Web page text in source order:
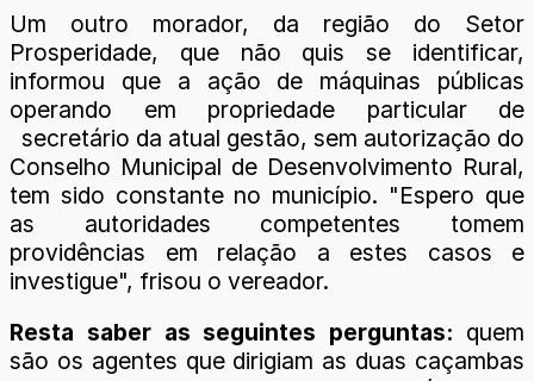
Um outro morador, da região do Setor
Prosperidade, que não quis se identificar,
informou que a ação de máquinas públicas
operando em propriedade particular de
secretário da atual gestão, sem autorização do
Conselho Municipal de Desenvolvimento Rural,
tem sido constante no município. "Espero que
as autoridades competentes tomem
providências em relação a estes casos e
investigue", frisou o vereador.
Resta saber as seguintes perguntas: quem
são os agentes que dirigiam as duas caçambas